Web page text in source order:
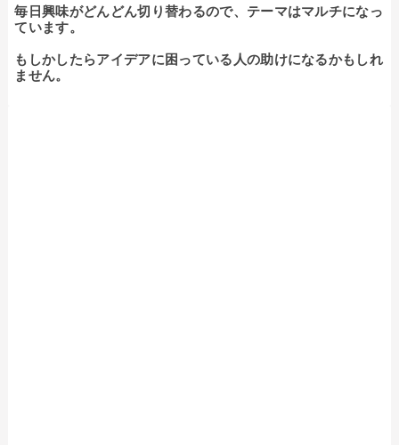
毎日興味がどんどん切り替わるので、テーマはマルチになっ
ています。
もしかしたらアイデアに困っている人の助けになるかもしれ
ません。